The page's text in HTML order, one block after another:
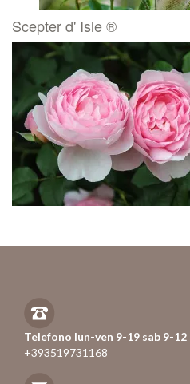
Scepter d' Isle ®
Telefono lun-ven 9-19 sab 9-12
+393519731168